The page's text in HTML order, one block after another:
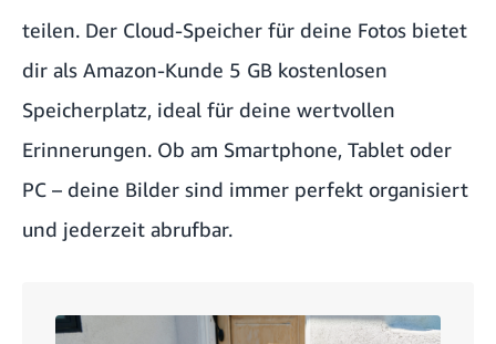
teilen. Der Cloud-Speicher für deine Fotos bietet
dir als Amazon-Kunde 5 GB kostenlosen
Speicherplatz, ideal für deine wertvollen
Erinnerungen. Ob am Smartphone, Tablet oder
PC – deine Bilder sind immer perfekt organisiert
und jederzeit abrufbar.